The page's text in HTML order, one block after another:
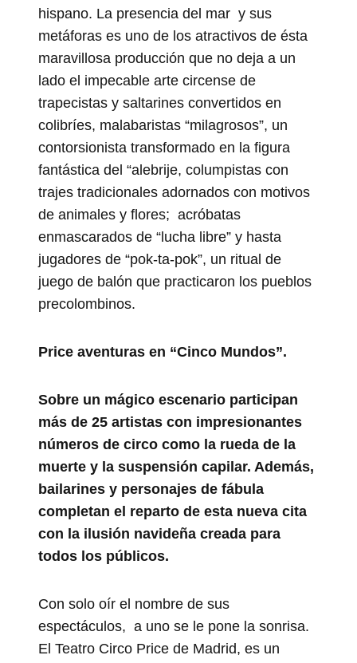
hispano. La presencia del mar y sus
metáforas es uno de los atractivos de ésta
maravillosa producción que no deja a un
lado el impecable arte circense de
trapecistas y saltarines convertidos en
colibríes, malabaristas “milagrosos”, un
contorsionista transformado en la figura
fantástica del “alebrije, columpistas con
trajes tradicionales adornados con motivos
de animales y flores; acróbatas
enmascarados de “lucha libre” y hasta
jugadores de “pok-ta-pok”, un ritual de
juego de balón que practicaron los pueblos
precolombinos.
Price aventuras en “Cinco Mundos”.
Sobre un mágico escenario participan
más de 25 artistas con impresionantes
números de circo como la rueda de la
muerte y la suspensión capilar. Además,
bailarines y personajes de fábula
completan el reparto de esta nueva cita
con la ilusión navideña creada para
todos los públicos.
Con solo oír el nombre de sus
espectáculos, a uno se le pone la sonrisa.
El Teatro Circo Price de Madrid, es un